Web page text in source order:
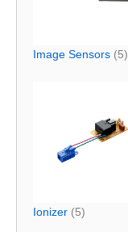
Image Sensors (5)
Ionizer (5)